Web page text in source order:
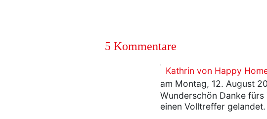
5 Kommentare
Kathrin von Happy
am Montag, 12. August
Wunderschön Danke
einen Volltreffer